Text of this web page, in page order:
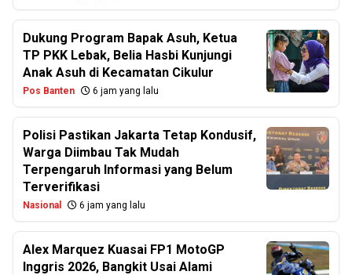
Dukung Program Bapak Asuh, Ketua
TP PKK Lebak, Belia Hasbi Kunjungi
Anak Asuh di Kecamatan Cikulur
Pos Banten 6 jam yang lalu
Polisi Pastikan Jakarta Tetap Kondusif,
Warga Diimbau Tak Mudah
Terpengaruh Informasi yang Belum
Terverifikasi
Nasional 6 jam yang lalu
Alex Marquez Kuasai FP1 MotoGP
Inggris 2026, Bangkit Usai Alami